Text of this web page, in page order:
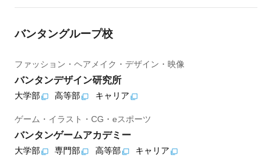
バンタングループ校
ファッション・ヘアメイク・デザイン・映像
バンタンデザイン研究所
大学部 高等部 キャリア
ゲーム・イラスト・CG・eスポーツ
バンタンゲームアカデミー
大学部 専門部 高等部 キャリア